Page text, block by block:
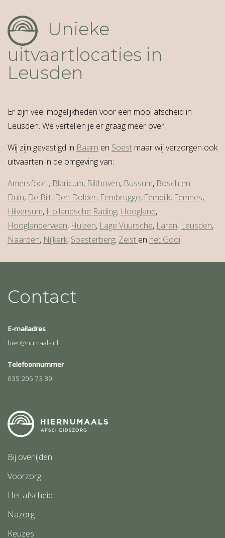
Unieke
uitvaartlocaties in
Leusden
Er zijn veel mogelijkheden voor een mooi afscheid in
Leusden. We vertellen je er graag meer over!
Wij zijn gevestigd in Baarn en Soest maar wij verzorgen ook
uitvaarten in de omgeving van:
Amersfoort, Blaricum, Bilthoven, Bussum, Bosch en
Duin, De Bilt, Den Dolder, Eembrugge, Eemdijk, Eemnes,
Hilversum, Hollandsche Rading, Hoogland,
Hooglanderveen, Huizen, Lage Vuursche, Laren, Leusden,
Naarden, Nijkerk, Soesterberg, Zeist en het Gooi.
Contact
E-mailadres
hier@numaals.nl
Telefoonnummer
035 205 73 39
Bij overlijden
Voorzorg
Het afscheid
Nazorg
Keuzes